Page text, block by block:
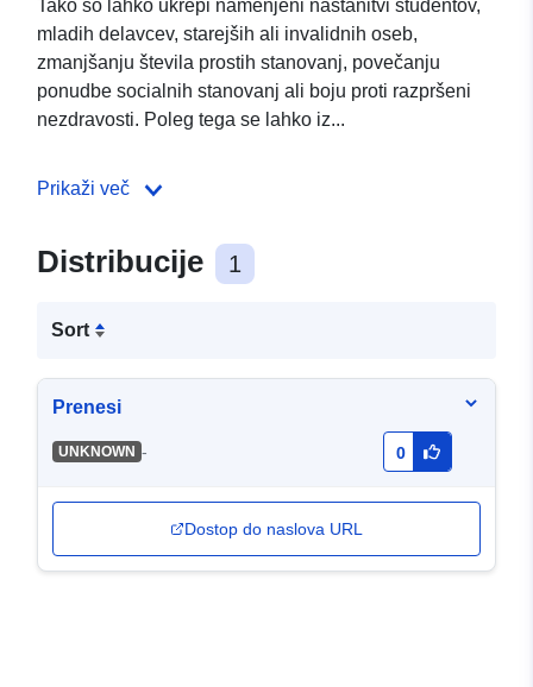
Tako so lahko ukrepi namenjeni nastanitvi študentov,
mladih delavcev, starejših ali invalidnih oseb,
zmanjšanju števila prostih stanovanj, povečanju
ponudbe socialnih stanovanj ali boju proti razpršeni
nezdravosti. Poleg tega se lahko iz...
Prikaži več
Distribucije 1
Sort
Prenesi
UNKNOWN - 0
Dostop do naslova URL